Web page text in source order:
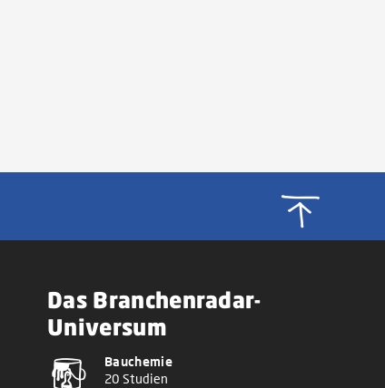
Das Branchenradar-
Universum
Bauchemie
20 Studien